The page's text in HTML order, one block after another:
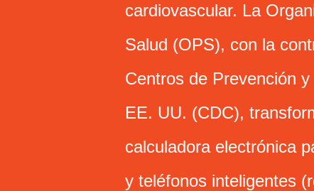
cardiovascular. La
Salud (OPS), con la
Centros de Prevención
EE. UU. (CDC),
calculadora electrónica
y teléfonos inteligentes